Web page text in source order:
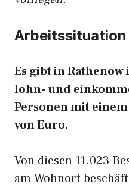
Arbeitssituation
Es gibt in Rathenow
lohn- und
Personen mit
von Euro.
Von diesen 11.023
am Wohnort